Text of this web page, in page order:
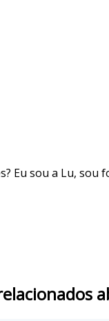
Eu sou a Lu,